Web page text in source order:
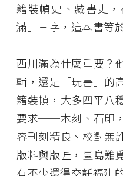
籍裝幀史、藏書史
滿」三字，這本書等
西川滿為什麼重要？
輯，還是「玩書」的
籍裝幀，大多四平八
要求──木刻、石印
容刊刻精良、校對無
版料與版匠，臺島難
有不少還得交託福建